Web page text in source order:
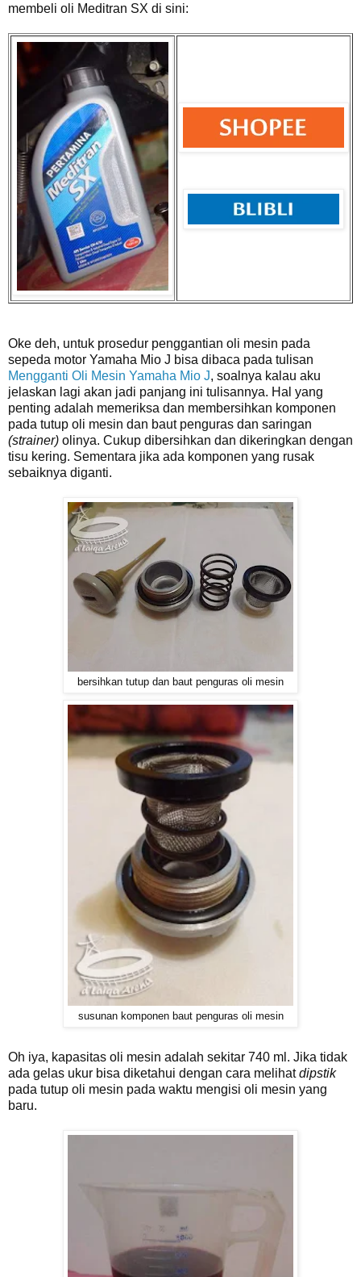
membeli oli Meditran SX di sini:
Oke deh, untuk prosedur penggantian oli mesin pada
sepeda motor Yamaha Mio J bisa dibaca pada tulisan
Mengganti Oli Mesin Yamaha Mio J, soalnya kalau aku
jelaskan lagi akan jadi panjang ini tulisannya. Hal yang
penting adalah memeriksa dan membersihkan komponen
pada tutup oli mesin dan baut penguras dan saringan
(strainer) olinya. Cukup dibersihkan dan dikeringkan dengan
tisu kering. Sementara jika ada komponen yang rusak
sebaiknya diganti.
bersihkan tutup dan baut penguras oli mesin
susunan komponen baut penguras oli mesin
Oh iya, kapasitas oli mesin adalah sekitar 740 ml. Jika tidak
ada gelas ukur bisa diketahui dengan cara melihatdipstik
pada tutup oli mesin pada waktu mengisi oli mesin yang
baru.